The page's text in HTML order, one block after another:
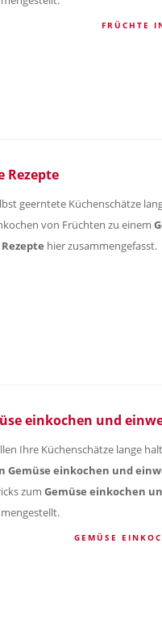
FRÜCHTE
Rezepte
geerntete Küchenschätze
von Früchten zu einem
hier zusammengefasst.
einkochen und
Ihre Küchenschätze lange
Gemüse einkochen und
zum Gemüse einkochen
GEMÜSE